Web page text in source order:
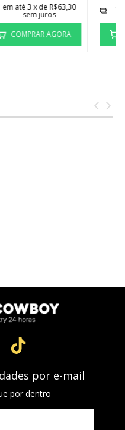
em até3x de R$63,30
sem juros
COMPRAR AGORA
por e-mail
por dentro